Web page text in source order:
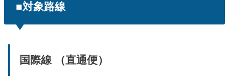
■対象路線
国際線 （直通便）